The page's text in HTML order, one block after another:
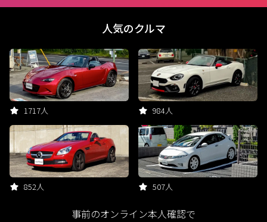
人気のクルマ
1717人 984人
852人 507人
事前のオンライン本人確認で